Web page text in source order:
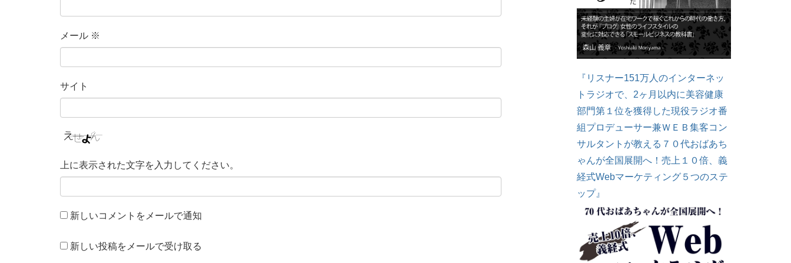
メール ※
サイト
上に表示された文字を入力してください。
新しいコメントをメールで通知
新しい投稿をメールで受け取る
『リスナー151万人のインターネッ
トラジオで、2ヶ月以内に美容健康
部門第１位を獲得した現役ラジオ番
組プロデューサー兼ＷＥＢ集客コン
サルタントが教える７０代おばあち
ゃんが全国展開へ！売上１０倍、義
経式Webマーケティング５つのステ
ップ』